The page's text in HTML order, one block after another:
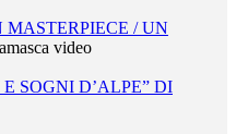
/ UN
video
SOGNI D’ALPE” DI